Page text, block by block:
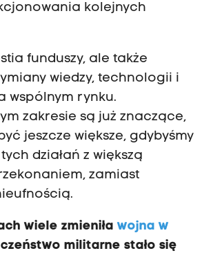
kolejnych
funduszy, ale także
wiedzy, technologii i
wspólnym rynku.
zakresie są już znaczące,
jeszcze większe, gdybyśmy
działań z większą
zamiast
wiele zmieniławojna w
militarne stało się